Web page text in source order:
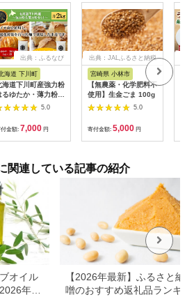
出典：ふるなび
海道 下川町
海道下川町産強力粉
るゆたか・薄力粉き
ほなみ 各1kgセッ
バイオ炭施用 カー
ン・オフセット付
2kg F4G-0220
5.0
金額: 7,000 円
出典：JALふるさと納税
宮崎県 小林市
【無農薬・化学肥料不
使用】生金ごま 100g
5.0
寄付金額: 5,000 円
関連している記事の紹介
オイル
年最
【2026年最新】ふるさと納
噌のおすすめ返礼品ランキン